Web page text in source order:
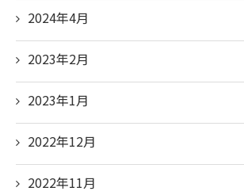
2024年4月
2023年2月
2023年1月
2022年12月
2022年11月